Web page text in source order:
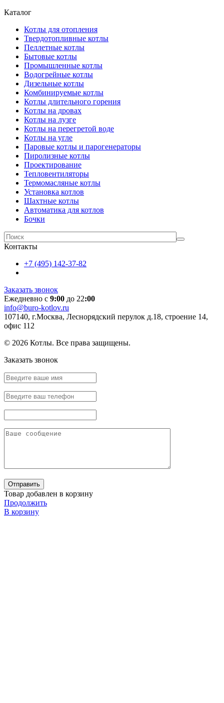
Каталог
Котлы для отопления
Твердотопливные котлы
Пеллетные котлы
Бытовые котлы
Промышленные котлы
Водогрейные котлы
Дизельные котлы
Комбинируемые котлы
Котлы длительного горения
Котлы на дровах
Котлы на лузге
Котлы на перегретой воде
Котлы на угле
Паровые котлы и парогенераторы
Пиролизные котлы
Проектирование
Тепловентиляторы
Термомасляные котлы
Установка котлов
Шахтные котлы
Автоматика для котлов
Бочки
Контакты
+7 (495) 142-37-82
Заказать звонок
Ежедневно с 9:00 до 22:00
info@buro-kotlov.ru
107140, г.Москва, Леснорядский перулок д.18, строение 14,
офис 112
© 2026 Котлы. Все права защищены.
Заказать звонок
Товар добавлен в корзину
Продолжить
В корзину